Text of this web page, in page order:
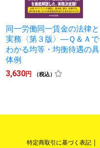
同一労働同一賃金の法律と
実務〈第３版〉―Ｑ＆Ａで
わかる均等・均衡待遇の具
体例
3,630円 （税込）
特定商取引に基づく表記